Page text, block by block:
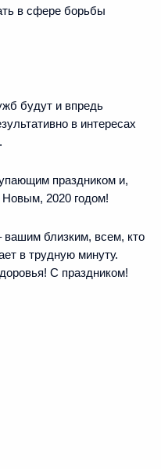
в сфере борьбы
будут и впредь
в интересах
праздником и,
2020 годом!
близким, всем, кто
в трудную минуту.
С праздником!